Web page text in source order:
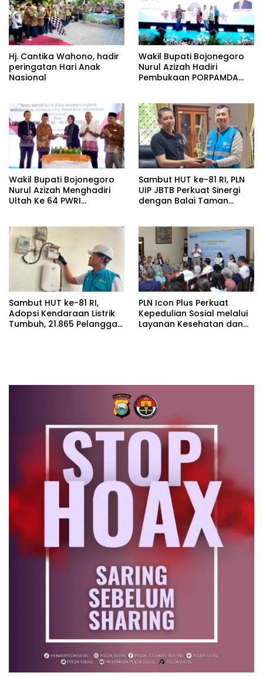
Hj. Cantika Wahono, hadir
peringatan Hari Anak
Nasional
Wakil Bupati Bojonegoro
Nurul Azizah Hadiri
Pembukaan PORPAMDA
Wakil Bupati Bojonegoro
Nurul Azizah Menghadiri
Ultah Ke 64 PWRI
Sambut HUT ke-81 RI, PLN
UIP JBTB Perkuat Sinergi
dengan Balai Taman
SUTET 500 kV Paiton–
Watudodol/Kalipuro
Sambut HUT ke-81 RI,
Adopsi Kendaraan Listrik
Tumbuh, 21.865 Pelanggan
PLN Icon Plus Perkuat
Kepedulian Sosial melalui
Layanan Kesehatan dan